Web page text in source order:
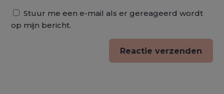
Stuur me een e-mail als er gereageerd wordt
op mijn bericht.
Reactie verzenden